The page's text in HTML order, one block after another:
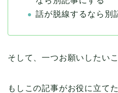
話が脱線するなら別
そして、一つお願いしたい
もしこの記事がお役に立て